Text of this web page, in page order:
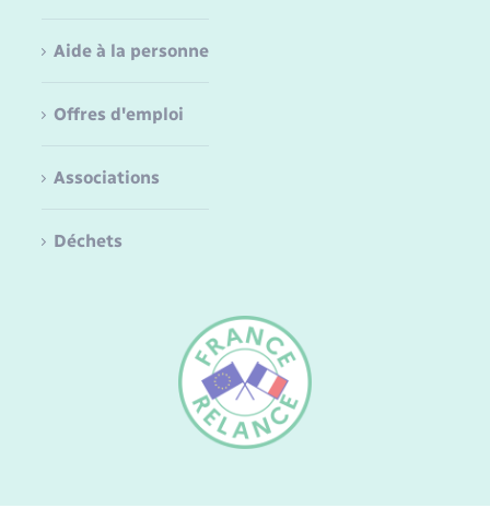
Aide à la personne
Offres d'emploi
Associations
Déchets